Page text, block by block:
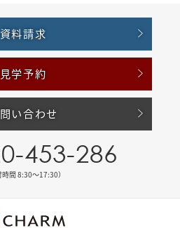
資料請求
見学予約
い合わせ
453-286
時間 8:30〜17:30）